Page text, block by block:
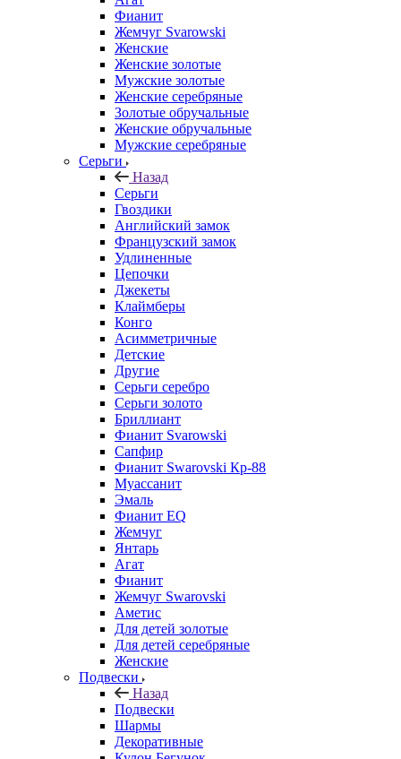
Фианит
Жемчуг Svarowski
Женские
Женские золотые
Мужские золотые
Женские серебряные
Золотые обручальные
Женские обручальные
Мужские серебряные
Серьги
Назад
Серьги
Гвоздики
Английский замок
Французский замок
Удлиненные
Цепочки
Джекеты
Клаймберы
Конго
Асимметричные
Детские
Другие
Серьги серебро
Серьги золото
Бриллиант
Фианит Svarowski
Сапфир
Фианит Swarovski Кр-88
Муассанит
Эмаль
Фианит EQ
Жемчуг
Янтарь
Агат
Фианит
Жемчуг Swarovski
Аметис
Для детей золотые
Для детей серебряные
Женские
Подвески
Назад
Подвески
Шармы
Декоративные